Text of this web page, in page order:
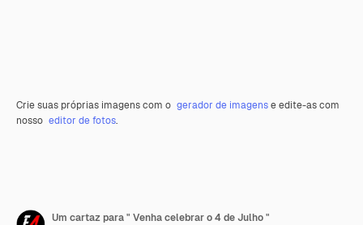
Crie suas próprias imagens com o gerador de imagense edite-as com
nosso editor de fotos.
Um cartaz para " Venha celebrar o 4 de Julho "